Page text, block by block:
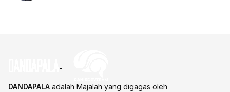
DANDAPALA adalah Majalah yang digagas oleh